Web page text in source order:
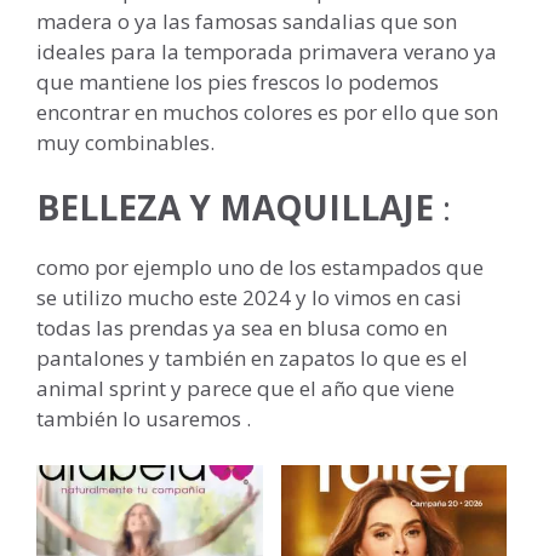
madera o ya las famosas sandalias que son
ideales para la temporada primavera verano ya
que mantiene los pies frescos lo podemos
encontrar en muchos colores es por ello que son
muy combinables.
BELLEZA Y MAQUILLAJE :
como por ejemplo uno de los estampados que
se utilizo mucho este 2024 y lo vimos en casi
todas las prendas ya sea en blusa como en
pantalones y también en zapatos lo que es el
animal sprint y parece que el año que viene
también lo usaremos .